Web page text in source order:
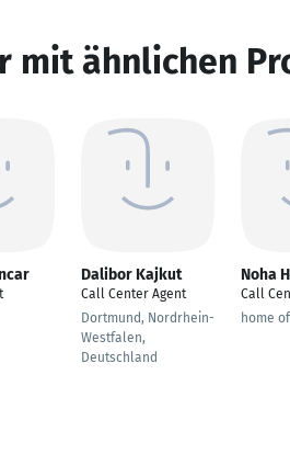
mit ähnlichen
Dalibor Kajkut
Call Center Agent
Dortmund, Nordrhein-
Westfalen,
Deutschland
Noha
Call
home